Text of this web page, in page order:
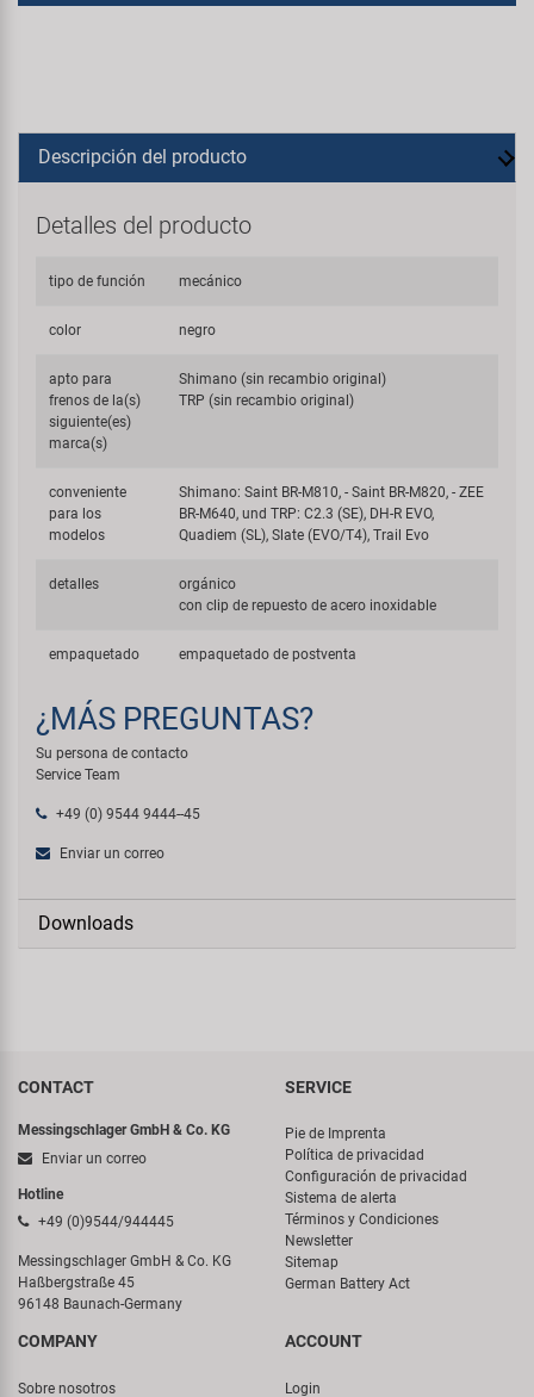
Descripción del producto
Detalles del producto
tipo de función mecánico
color negro
apto para
frenos de la(s)
siguiente(es)
marca(s)
Shimano (sin recambio original)
TRP (sin recambio original)
conveniente
para los
modelos
Shimano: Saint BR-M810, - Saint BR-M820, - ZEE
BR-M640, und TRP: C2.3 (SE), DH-R EVO,
Quadiem (SL), Slate (EVO/T4), Trail Evo
detalles
orgánico
con clip de repuesto de acero inoxidable
empaquetado empaquetado de postventa
¿MÁS PREGUNTAS?
Su persona de contacto
Service Team
+49 (0) 9544 9444--45
Enviar un correo
Downloads
CONTACT
Messingschlager GmbH & Co. KG
Enviar un correo
Hotline
+49 (0)9544/944445
Messingschlager GmbH & Co. KG
Haßbergstraße 45
96148 Baunach-Germany
SERVICE
Pie de Imprenta
Política de privacidad
Configuración de privacidad
Sistema de alerta
Términos y Condiciones
Newsletter
Sitemap
German Battery Act
COMPANY
Sobre nosotros
ACCOUNT
Login